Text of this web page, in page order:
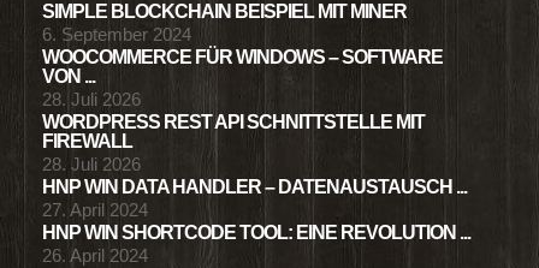
SIMPLE BLOCKCHAIN BEISPIEL MIT MINER
6. September 2024
WOOCOMMERCE FÜR WINDOWS – SOFTWARE
VON ...
28. Juli 2026
WORDPRESS REST API SCHNITTSTELLE MIT
FIREWALL
28. Juli 2026
HNP WIN DATA HANDLER – DATENAUSTAUSCH ...
27. April 2024
HNP WIN SHORTCODE TOOL: EINE REVOLUTION ...
26. April 2024